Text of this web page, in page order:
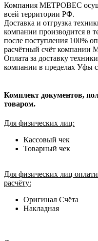
Компания МЕТРОВЕС
всей территории РФ.
Доставка и отгрузка
компании производится в
после поступления 100%
расчётный счёт
Оплата за доставку
компании в пределах Уфы
Комплект документов,
товаром.
Для физических лиц:
Кассовый чек
Товарный чек
Для физических лиц
расчёту:
Оригинал Счёта
Накладная